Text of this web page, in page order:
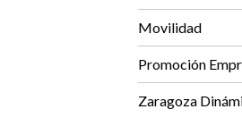
Movilidad
Promoción
Zaragoza